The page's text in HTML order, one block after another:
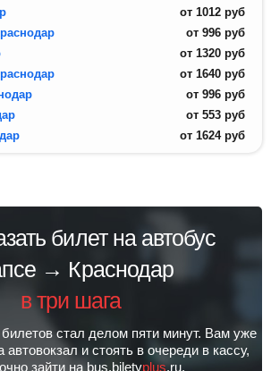
от 1012 руб
от 996 руб
от 1320 руб
от 1640 руб
от 996 руб
от 553 руб
от 1624 руб
билет на автобус
→ Краснодар
в три шага
стал делом пяти минут. Вам уже
автовокзал и стоять в очереди в кассу,
зайти на bus.biletyplus.ru.